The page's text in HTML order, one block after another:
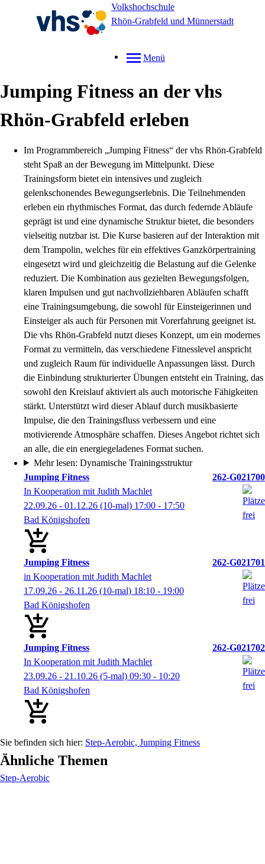
Volkshochschule
Rhön-Grabfeld und Münnerstadt
Menü
Jumping Fitness an der vhs
Rhön-Grabfeld erleben
Im Programmbereich „Jumping Fitness“ der vhs Rhön-Grabfeld
steht Spaß an der Bewegung im Mittelpunkt. Diese
Trainingsform bietet ein intensives und zugleich
gelenkschonendes Bewegungserlebnis. Die Teilnehmenden
erleben ein rhythmisches Format, das durch federnde Abläufe
geprägt ist und eine dynamische Struktur bietet, die besonders
vielseitig nutzbar ist. Die Kurse basieren auf der Interaktion mit
dem Trampolin, welches für ein effektives Ganzkörpertraining
eingesetzt wird und gleichzeitig die Belastung auf die Gelenke
reduziert. Die Kombination aus gezielten Bewegungsfolgen,
klaren Impulsen und gut nachvollziehbaren Abläufen schafft
eine Trainingsumgebung, die sowohl für Einsteigerinnen und
Einsteiger als auch für Personen mit Vorerfahrung geeignet ist.
Die vhs Rhön-Grabfeld nutzt dieses Konzept, um ein modernes
Format zu vermitteln, das verschiedene Fitnesslevel anspricht
und zugleich Raum für individuelle Anpassungen lässt. Durch
die Einbindung strukturierter Übungen entsteht ein Training, das
sowohl den Kreislauf aktiviert als auch motorische Fähigkeiten
stärkt. Unterstützt wird dieser Ablauf durch musikbasierte
Impulse, die den Trainingsfluss verbessern und eine
motivierende Atmosphäre schaffen. Dieses Angebot richtet sich
an alle, die ein energiegeladenes Format suchen.
Mehr lesen: Dynamische Trainingsstruktur
Jumping Fitness
262-G021700
In Kooperation mit Judith Machlet
22.09.26 - 01.12.26 (10-mal) 17:00 - 17:50
Bad Königshofen
Jumping Fitness
262-G021701
in Kooperation mit Judith Machlet
17.09.26 - 26.11.26 (10-mal) 18:10 - 19:00
Bad Königshofen
Jumping Fitness
262-G021702
In Kooperation mit Judith Machlet
23.09.26 - 21.10.26 (5-mal) 09:30 - 10:20
Bad Königshofen
Step-Aerobic, Jumping Fitness
Ähnliche Themen
Step-Aerobic